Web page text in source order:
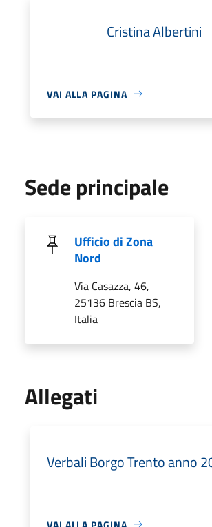
Cristina Albertini
VAI ALLA PAGINA
Sede principale
Ufficio di Zona
Nord
Via Casazza, 46,
25136 Brescia BS,
Italia
Allegati
Verbali Borgo Trento anno